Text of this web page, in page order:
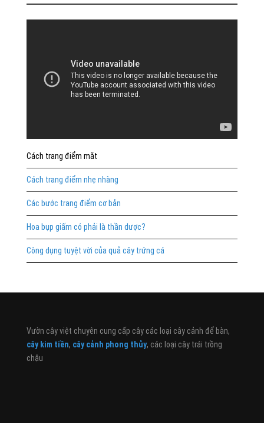
Cách trang điểm mắt
Cách trang điểm nhẹ nhàng
Các bước trang điểm cơ bản
Hoa bụp giấm có phải là thần dược?
Công dụng tuyệt vời của quả cây trứng cá
Vườn cây việt chuyên cung cấp cây các loại cây cảnh để bàn,
cây kim tiền, cây cảnh phong thủy, các loại cây trái trồng
chậu